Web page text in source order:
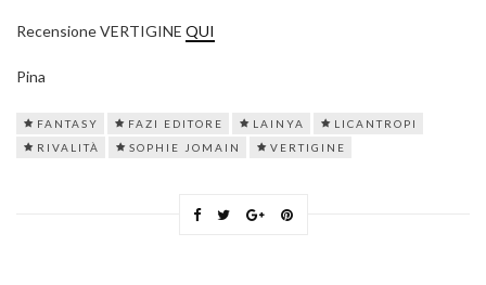
Recensione VERTIGINE QUI
Pina
FANTASY FAZI EDITORE LAINYA
LICANTROPI
RIVALITÀ
SOPHIE JOMAIN VERTIGINE